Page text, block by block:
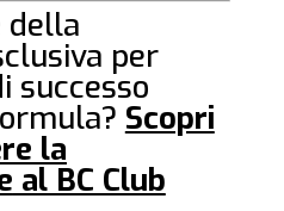
della
per
successo
Scopri
la
al BC Club